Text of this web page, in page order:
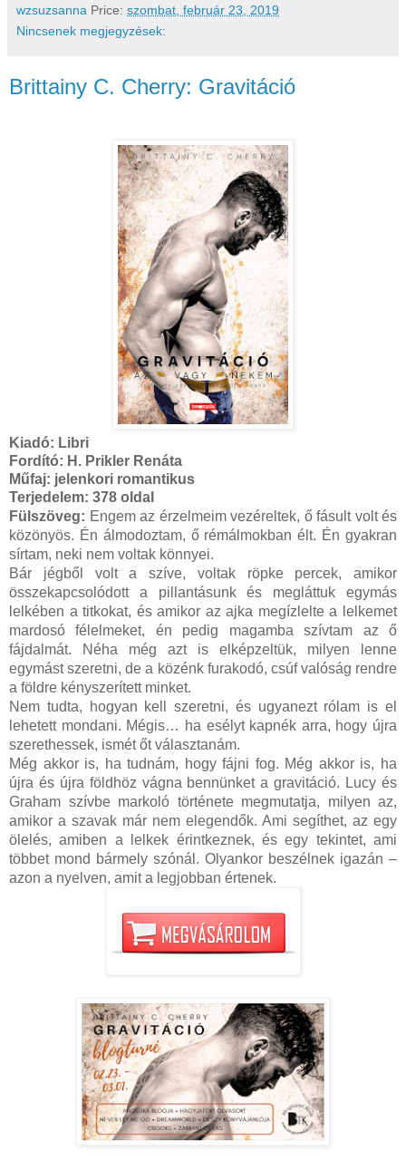
wzsuzsanna Price: szombat, február 23, 2019
Nincsenek megjegyzések:
Brittainy C. Cherry: Gravitáció
Kiadó: Libri
Fordító: H. Prikler Renáta
Műfaj: jelenkori romantikus
Terjedelem: 378 oldal
Fülszöveg: Engem az érzelmeim vezéreltek, ő fásult volt és
közönyös. Én álmodoztam, ő rémálmokban élt. Én gyakran
sírtam, neki nem voltak könnyei.
Bár jégből volt a szíve, voltak röpke percek, amikor
összekapcsolódott a pillantásunk és megláttuk egymás
lelkében a titkokat, és amikor az ajka megízlelte a lelkemet
mardosó félelmeket, én pedig magamba szívtam az ő
fájdalmát. Néha még azt is elképzeltük, milyen lenne
egymást szeretni, de a közénk furakodó, csúf valóság rendre
a földre kényszerített minket.
Nem tudta, hogyan kell szeretni, és ugyanezt rólam is el
lehetett mondani. Mégis… ha esélyt kapnék arra, hogy újra
szerethessek, ismét őt választanám.
Még akkor is, ha tudnám, hogy fájni fog. Még akkor is, ha
újra és újra földhöz vágna bennünket a gravitáció. Lucy és
Graham szívbe markoló története megmutatja, milyen az,
amikor a szavak már nem elegendők. Ami segíthet, az egy
ölelés, amiben a lelkek érintkeznek, és egy tekintet, ami
többet mond bármely szónál. Olyankor beszélnek igazán –
azon a nyelven, amit a legjobban értenek.